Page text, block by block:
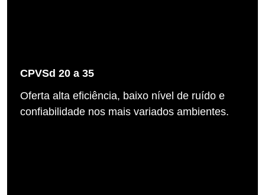
CPVSd 20 a 35
Oferta alta eficiência, baixo nível de ruído e
confiabilidade nos mais variados ambientes.